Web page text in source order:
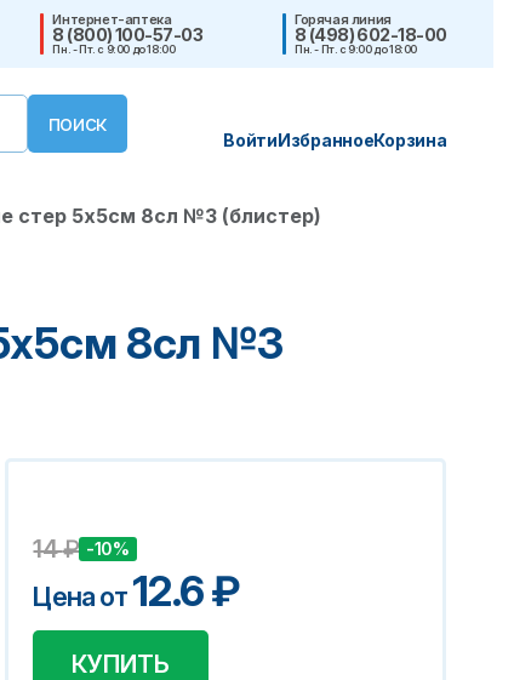
Интернет-аптека
8 (800) 100-57-03
Пн. - Пт. с 9:00 до 18:00
Горячая линия
8 (498) 602-18-00
Пн. - Пт. с 9:00 до 18:00
ВойтиИзбранноеКорзина
стер 5х5см 8сл №3 (блистер)
8сл №3
14₽ -10%
Цена от12.6₽
КУПИТЬ